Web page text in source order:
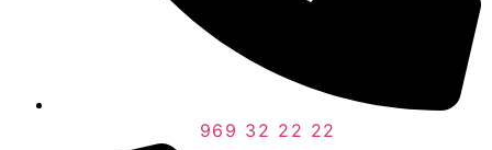
969 32 22 22